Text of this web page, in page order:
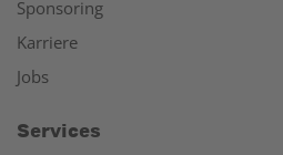
Sponsoring
Karriere
Jobs
Services